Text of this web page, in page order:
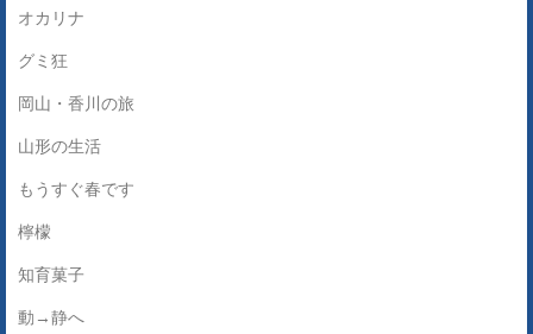
オカリナ
グミ狂
岡山・香川の旅
山形の生活
もうすぐ春です
檸檬
知育菓子
動→静へ